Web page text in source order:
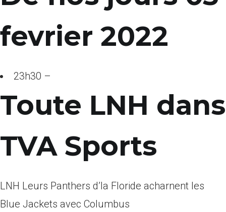
fevrier 2022
23h30 –
Toute LNH dans
TVA Sports
LNH Leurs Panthers d’la Floride acharnent les
Blue Jackets avec Columbus